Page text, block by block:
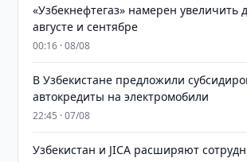
«Узбекнефтегаз» намерен увеличить
августе и сентябре
00:16 · 08/08
В Узбекистане предложили
автокредиты на электромобили
22:45 · 07/08
Узбекистан и JICA расширяют